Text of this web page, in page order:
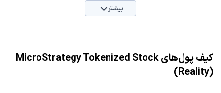
بیشتر
کیف پول‌های MicroStrategy Tokenized Stock
(Reality)